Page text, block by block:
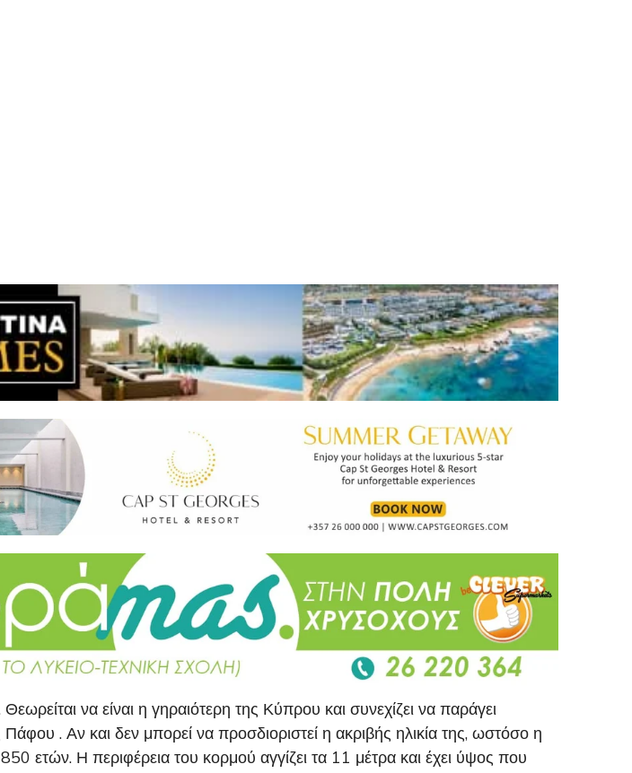
να είναι η γηραιότερη της Κύπρου και συνεχίζει να παράγει
. Αν και δεν μπορεί να προσδιοριστεί η ακριβής ηλικία της, ωστόσο η
ετών. Η περιφέρεια του κορμού αγγίζει τα 11 μέτρα και έχει ύψος που